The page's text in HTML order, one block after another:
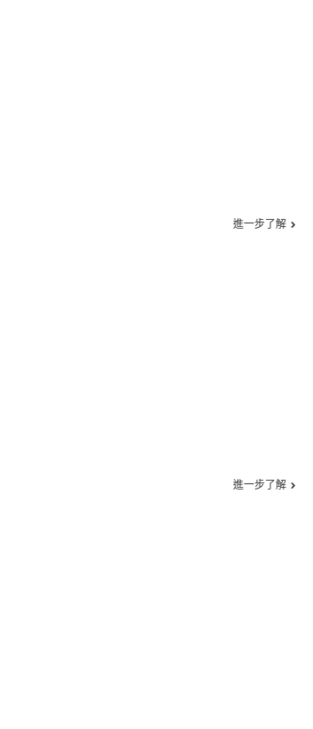
進一步了解
進一步了解